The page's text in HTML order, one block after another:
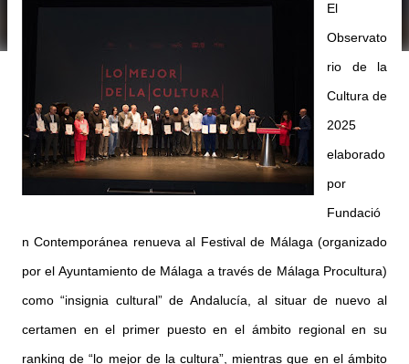
El
Observato
rio de la
Cultura de
2025
elaborado
por
Fundació
n Contemporánea renueva al Festival de Málaga (organizado
por el Ayuntamiento de Málaga a través de Málaga Procultura)
como “insignia cultural” de Andalucía, al situar de nuevo al
certamen en el primer puesto en el ámbito regional en su
ranking de “lo mejor de la cultura”, mientras que en el ámbito